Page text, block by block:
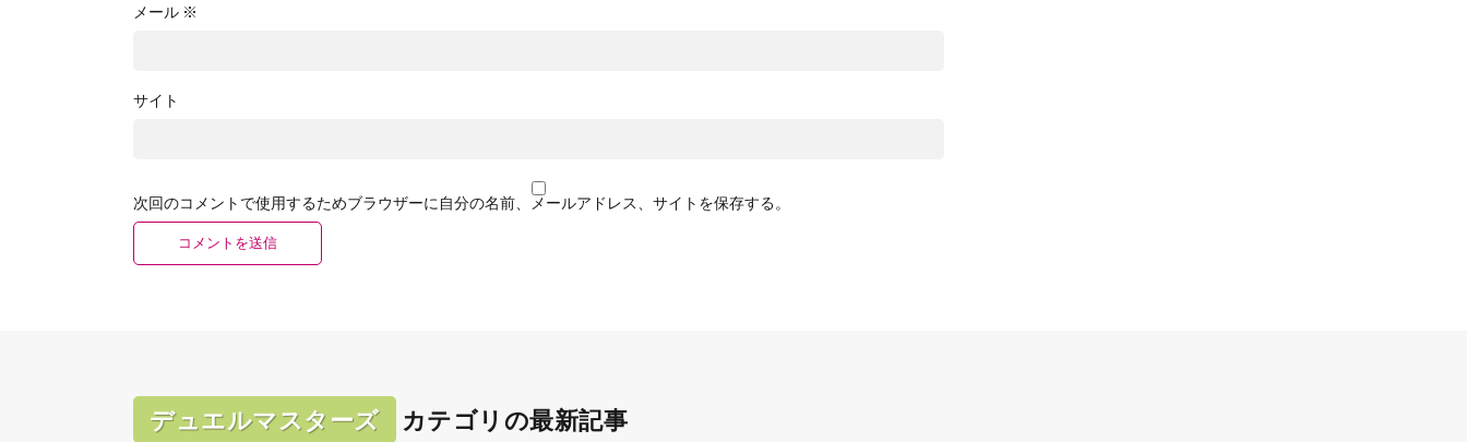
メール ※
サイト
次回のコメントで使用するためブラウザーに自分の名前、メールアドレス、サイトを保存する。
デュエルマスターズ カテゴリの最新記事